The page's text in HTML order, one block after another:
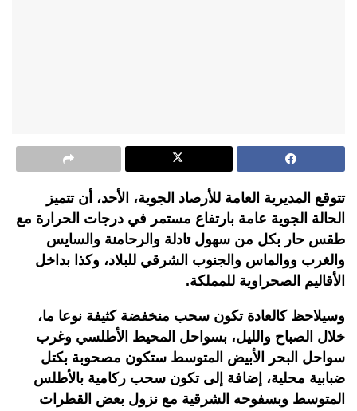
تتوقع المديرية العامة للأرصاد الجوية، الأحد، أن تتميز
الحالة الجوية عامة بارتفاع مستمر في درجات الحرارة مع
طقس حار بكل من سهول تادلة والرحامنة والسايس
والغرب ووالماس والجنوب الشرقي للبلاد، وكذا بداخل
الأقاليم الصحراوية للمملكة.
وسيلاحظ كالعادة تكون سحب منخفضة كثيفة نوعا ما،
خلال الصباح والليل، بسواحل المحيط الأطلسي وغرب
سواحل البحر الأبيض المتوسط ستكون مصحوبة بكتل
ضبابية محلية، إضافة إلى تكون سحب ركامية بالأطلس
المتوسط وبسفوحه الشرقية مع نزول بعض القطرات